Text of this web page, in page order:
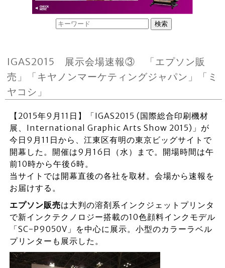
IGAS2015 展示会場速報③ 「エプソン販
売」「キヤノンマーケティングジャパン」「ミ
ヤコシ」
【2015年9月11日】「IGAS2015 (国際総合印刷機材
展、International Graphic Arts Show 2015)」が
今日9月11日から、江東区有明の東京ビッグサイトで
開幕した。開催は9月16日（水）まで。開場時間は午
前10時から午後6時。
当サイトでは開幕直後の各社を取材。会場から速報を
お届けする。
エプソン販売は大判の溶剤系インクジェットプリンタ
で新インクテクノロジー搭載の10色顔料インクモデル
「SC-P9050V」を中心に展示。小型のカラーラベル
プリンターも展示した。